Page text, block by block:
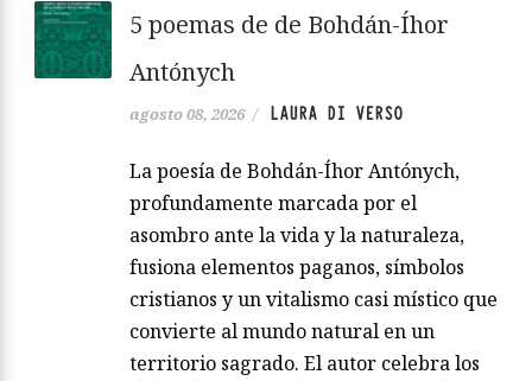
5 poemas de de Bohdán-Íhor
Antónych
agosto 08, 2026 / LAURA DI VERSO
La poesía de Bohdán-Íhor Antónych,
profundamente marcada por el
asombro ante la vida y la naturaleza,
fusiona elementos paganos, símbolos
cristianos y un vitalismo casi místico que
convierte al mundo natural en un
territorio sagrado. El autor celebra los